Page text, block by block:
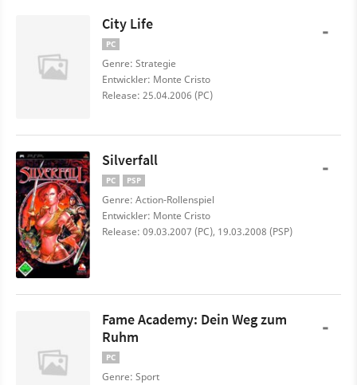
City Life
PC
Genre: Strategie
Entwickler: Monte Cristo
Release: 25.04.2006 (PC)
-
Silverfall
PC PSP
Genre: Action-Rollenspiel
Entwickler: Monte Cristo
Release: 09.03.2007 (PC), 19.03.2008 (PSP)
-
Fame Academy: Dein Weg zum
Ruhm
PC
Genre: Sport
-